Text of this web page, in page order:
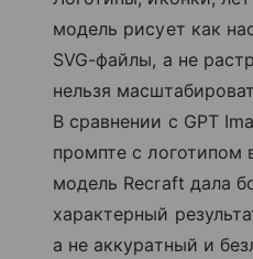
модель рисует как
SVG-файлы, а не
нельзя
В сравнении с GPT
промпте с логотипом
модель Recraft дала
характерный
а не аккуратный и